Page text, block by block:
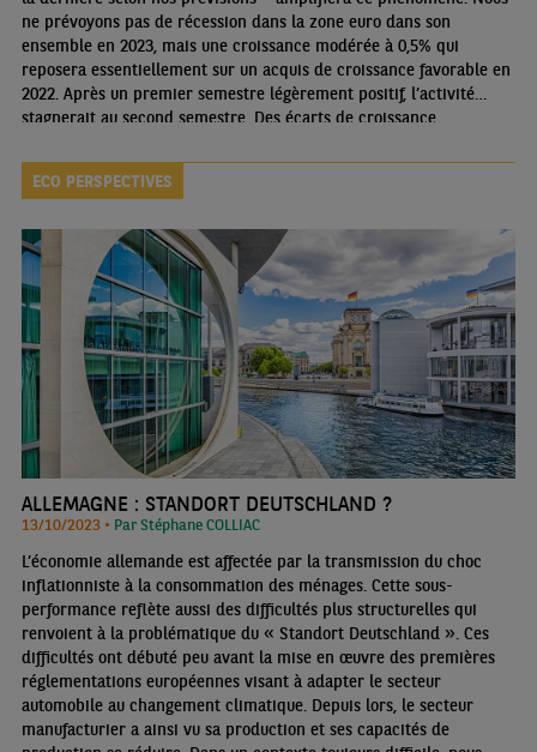
ne prévoyons pas de récession dans la zone euro dans son
ensemble en 2023, mais une croissance modérée à 0,5% qui
reposera essentiellement sur un acquis de croissance favorable en
2022. Après un premier semestre légèrement positif, l’activité
stagnerait au second semestre. Des écarts de croissance
ECO PERSPECTIVES
ALLEMAGNE : STANDORT DEUTSCHLAND ?
13/10/2023 • Par Stéphane COLLIAC
L’économie allemande est affectée par la transmission du choc
inflationniste à la consommation des ménages. Cette sous-
performance reflète aussi des difficultés plus structurelles qui
renvoient à la problématique du « Standort Deutschland ». Ces
difficultés ont débuté peu avant la mise en œuvre des premières
réglementations européennes visant à adapter le secteur
automobile au changement climatique. Depuis lors, le secteur
manufacturier a ainsi vu sa production et ses capacités de